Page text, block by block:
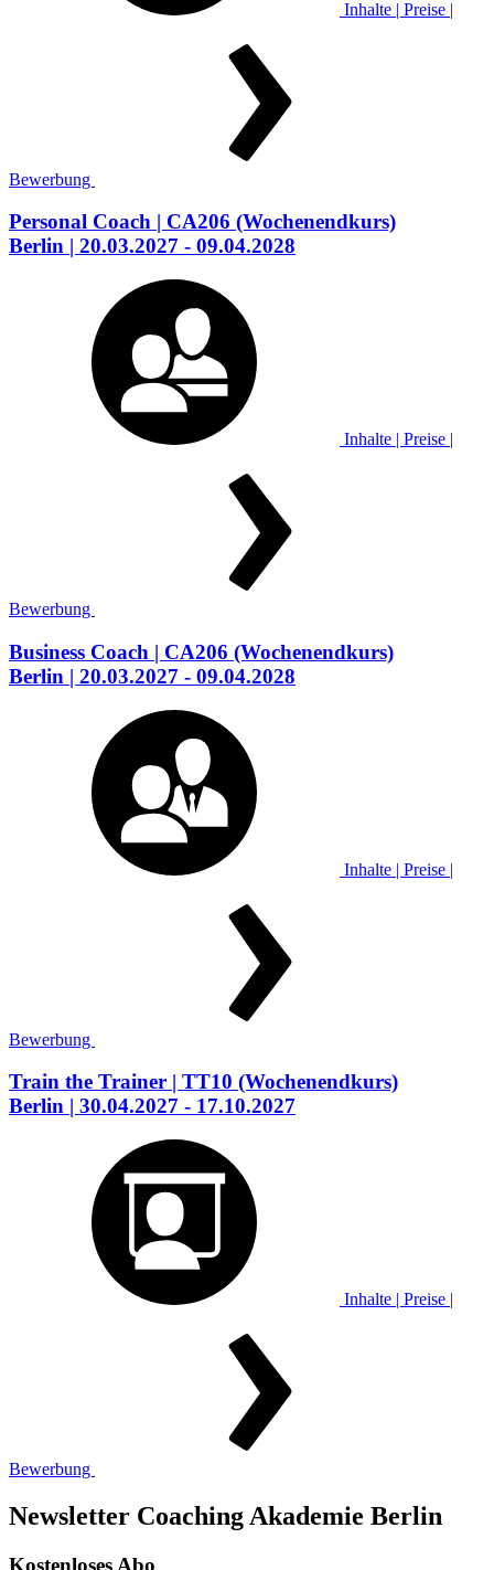
Inhalte | Preise |
Bewerbung
Personal Coach | CA206 (Wochenendkurs)
Berlin | 20.03.2027 - 09.04.2028
Inhalte | Preise |
Bewerbung
Business Coach | CA206 (Wochenendkurs)
Berlin | 20.03.2027 - 09.04.2028
Inhalte | Preise |
Bewerbung
Train the Trainer | TT10 (Wochenendkurs)
Berlin | 30.04.2027 - 17.10.2027
Inhalte | Preise |
Bewerbung
Newsletter Coaching Akademie Berlin
Kostenloses Abo